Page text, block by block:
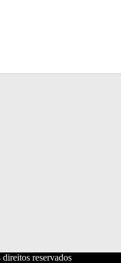
reservados